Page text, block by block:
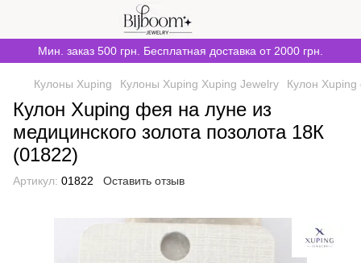
Мин. заказ 500 грн. Бесплатная доставка от 2000 грн.
Кулоны Xuping Кулоны Xuping Xuping Jewelry Кулон Xuping
Кулон Xuping фея на луне из
медицинского золота позолота 18К
(01822)
Артикул: 01822 Оставить отзыв